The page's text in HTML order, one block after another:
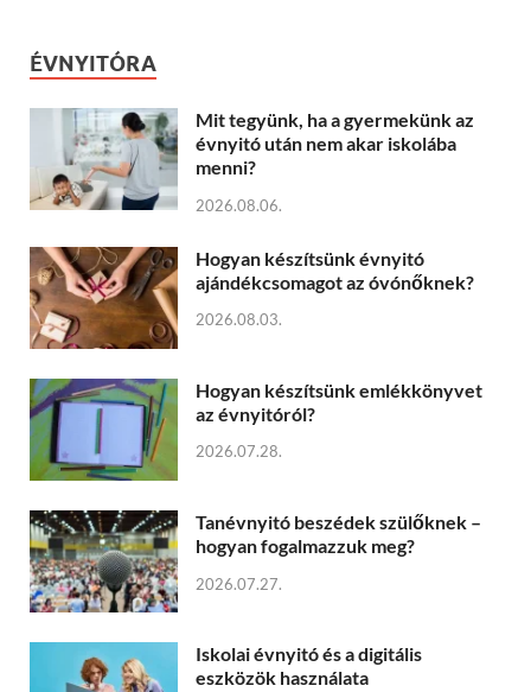
ÉVNYITÓRA
Mit tegyünk, ha a gyermekünk az
évnyitó után nem akar iskolába
menni?
2026.08.06.
Hogyan készítsünk évnyitó
ajándékcsomagot az óvónőknek?
2026.08.03.
Hogyan készítsünk emlékkönyvet
az évnyitóról?
2026.07.28.
Tanévnyitó beszédek szülőknek –
hogyan fogalmazzuk meg?
2026.07.27.
Iskolai évnyitó és a digitális
eszközök használata